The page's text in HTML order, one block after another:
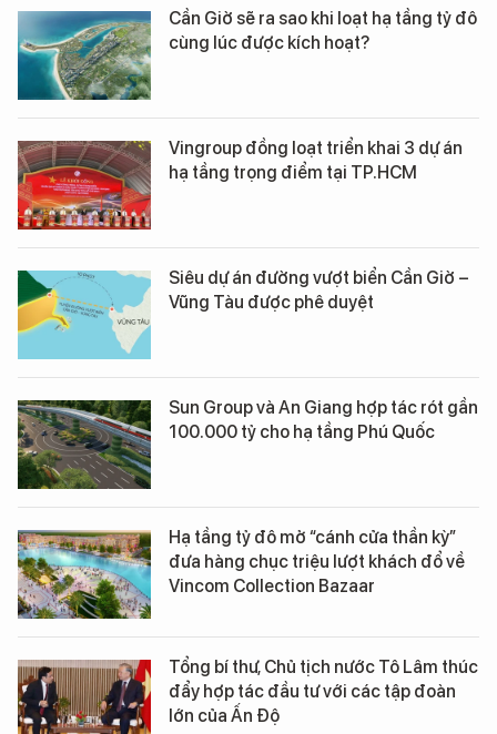
Cần Giờ sẽ ra sao khi loạt hạ tầng tỷ đô
cùng lúc được kích hoạt?
Vingroup đồng loạt triển khai 3 dự án
hạ tầng trọng điểm tại TP.HCM
Siêu dự án đường vượt biển Cần Giờ –
Vũng Tàu được phê duyệt
Sun Group và An Giang hợp tác rót gần
100.000 tỷ cho hạ tầng Phú Quốc
Hạ tầng tỷ đô mở “cánh cửa thần kỳ”
đưa hàng chục triệu lượt khách đổ về
Vincom Collection Bazaar
Tổng bí thư, Chủ tịch nước Tô Lâm thúc
đẩy hợp tác đầu tư với các tập đoàn
lớn của Ấn Độ